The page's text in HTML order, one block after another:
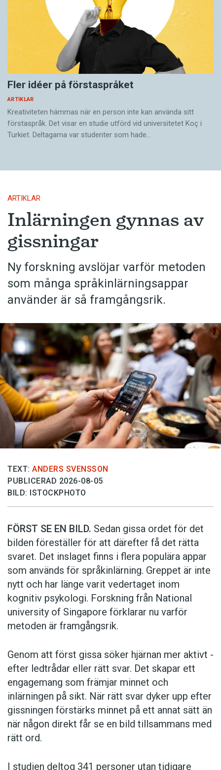
Fler idéer på förstaspråket
ARTIKLAR
Kreativiteten hämmas när en person inte kan använda sitt
förstaspråk. Det visar en studie utförd vid universitetet Koç i
Turkiet. Deltagarna var studenter som hade…
ARTIKLAR
Inlärningen gynnas av
gissningar
Ny forskning avslöjar varför metoden
som många språkinlärningsappar
använder är så framgångsrik.
TEXT: ANDERS SVENSSON
PUBLICERAD 2026-08-05
BILD: ISTOCKPHOTO
FÖRST SE EN BILD. Sedan gissa ordet för det
bilden föreställer för att därefter få det rätta
svaret. Det inslaget finns i flera populära appar
som används för språkinlärning. Greppet är inte
nytt och har länge varit vedertaget inom
kognitiv psykologi. Forskning från National
university of Singa­pore förklarar nu varför
metoden är framgångsrik.
Genom att först gissa ­söker hjärnan mer aktivt ­
efter ledtrådar eller rätt svar. Det skapar ett
engagemang som främjar minnet och
inlärningen på sikt. När rätt svar dyker upp efter
gissningen förstärks minnet på ett annat sätt än
när någon direkt får se en bild tillsammans med
rätt ord.
I studien deltog 341 personer utan tidigare